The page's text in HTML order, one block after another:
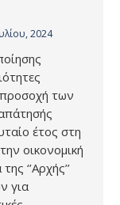
2024
προσοχή των
έτος στη
οικονομική
‘’Αρχής’’
για